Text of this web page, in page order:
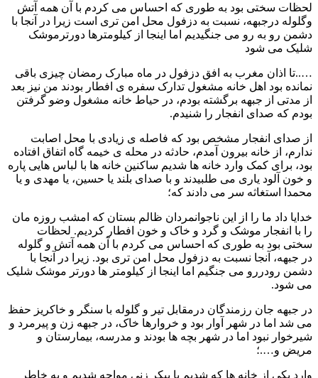
سختی بود به طوری که احساس می کردم با آن همه آتش
درجبهه، نسبت به دزفول محل امن تری است زیرا در آنجا با
رو به رو می جنگیدیم اما اینجا از کیلومترها دورترموشک
می شود
اذان مغرب به افق دزفول در ماه مبارک رمضان چیزی باقی
بود اهل خانه مشغول تدارک سفره ی افطار بودند من نیز بعد
از جبهه برگشته بودم، در حیاط خانه مشغول وضو گرفتن
که صدای انفجار را شنیدم.
انفجار مشخص بود که فاصله ی زیادی با محل اصابت
از خانه بیرون آمدم، حادثه در محله ی خیمه گاه اتفاق افتاده
برای کمک وارد خانه ها شدیم ساکنین خانه ها با لباس هایی پاره
آلود یاری می طلبیدند و با صدای بلند یا حسین، یا مهدی و یا
استغاثه سر می دادند که؛
داد ما را از این ناجوانمردان ظالم بستان که امشب روزه مان
انفجار موشک و گرد و خاک و خون افطار کردیم. لحظات
بود به طوری که احساس می کردم با آن همه آتش و گلوله
آنجا نسبت به دزفول محل امن تری بود. زیرا در آنجا با
رودررو می جنگیم اما اینجا از کیلومتر ها دورتر موشک شلیک
جان رزمندگان درمقابل تیر و گلوله با سنگر و خاکریز حفظ
اما در شهر آوار بود و خروارها خاک، در جبهه زن و پیرمرد و
نبود اما در شهر بچه ها بودند و مدرسه، بیمارستان و
و….؛
یکی از خانه ها که شدیم با پیکر زنی مواجه شدیم و به خاطر